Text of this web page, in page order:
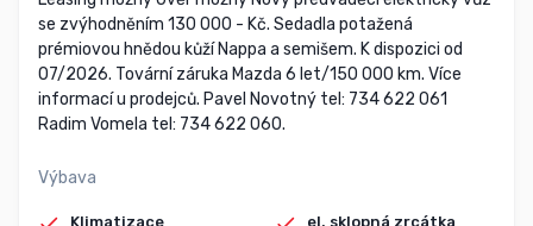
se zvýhodněním 130 000 - Kč. Sedadla potažená
prémiovou hnědou kůží Nappa a semišem. K dispozici od
07/2026. Tovární záruka Mazda 6 let/150 000 km. Více
informací u prodejců. Pavel Novotný tel: 734 622 061
Radim Vomela tel: 734 622 060.
Výbava
Klimatizace el. sklopná zrcátka